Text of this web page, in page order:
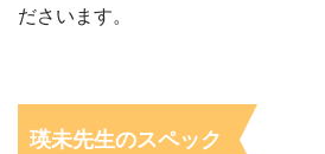
ださいます。
瑛未先生のスペック